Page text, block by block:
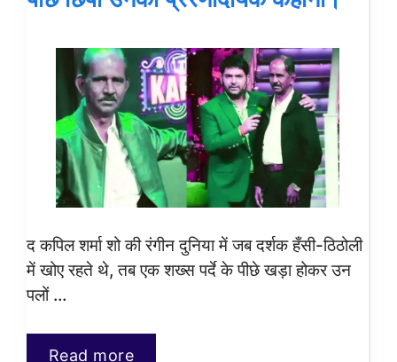
द कपिल शर्मा शो की रंगीन दुनिया में जब दर्शक हँसी-ठिठोली
में खोए रहते थे, तब एक शख्स पर्दे के पीछे खड़ा होकर उन
पलों …
Read more